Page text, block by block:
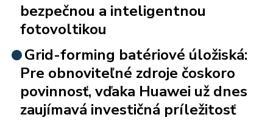
bezpečnou a inteligentnou
fotovoltikou
Grid-forming batériové úložiská:
Pre obnoviteľné zdroje čoskoro
povinnosť, vďaka Huawei už dnes
zaujímavá investičná príležitosť